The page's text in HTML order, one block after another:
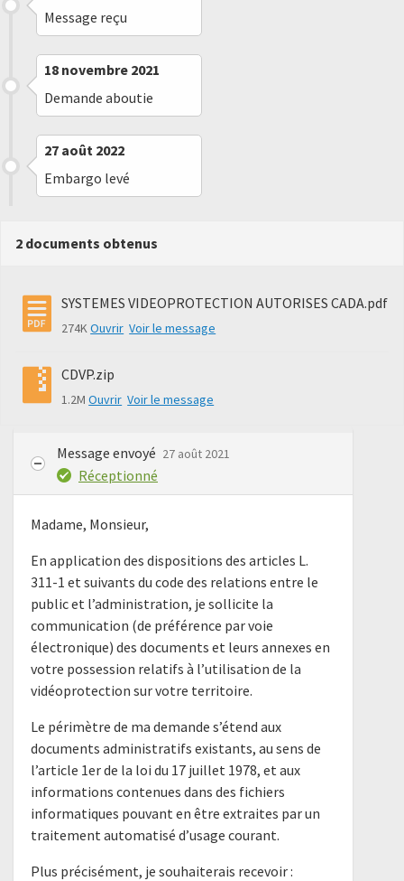
Message reçu
18 novembre 2021
Demande aboutie
27 août 2022
Embargo levé
2 documents obtenus
SYSTEMES VIDEOPROTECTION AUTORISES CADA.pdf
274KOuvrir Voir le message
CDVP.zip
1.2MOuvrir Voir le message
Message envoyé 27 août 2021
Réceptionné
Madame, Monsieur,
En application des dispositions des articles L.
311-1 et suivants du code des relations entre le
public et l’administration, je sollicite la
communication (de préférence par voie
électronique) des documents et leurs annexes en
votre possession relatifs à l’utilisation de la
vidéoprotection sur votre territoire.
Le périmètre de ma demande s’étend aux
documents administratifs existants, au sens de
l’article 1er de la loi du 17 juillet 1978, et aux
informations contenues dans des fichiers
informatiques pouvant en être extraites par un
traitement automatisé d’usage courant.
Plus précisément, je souhaiterais recevoir :